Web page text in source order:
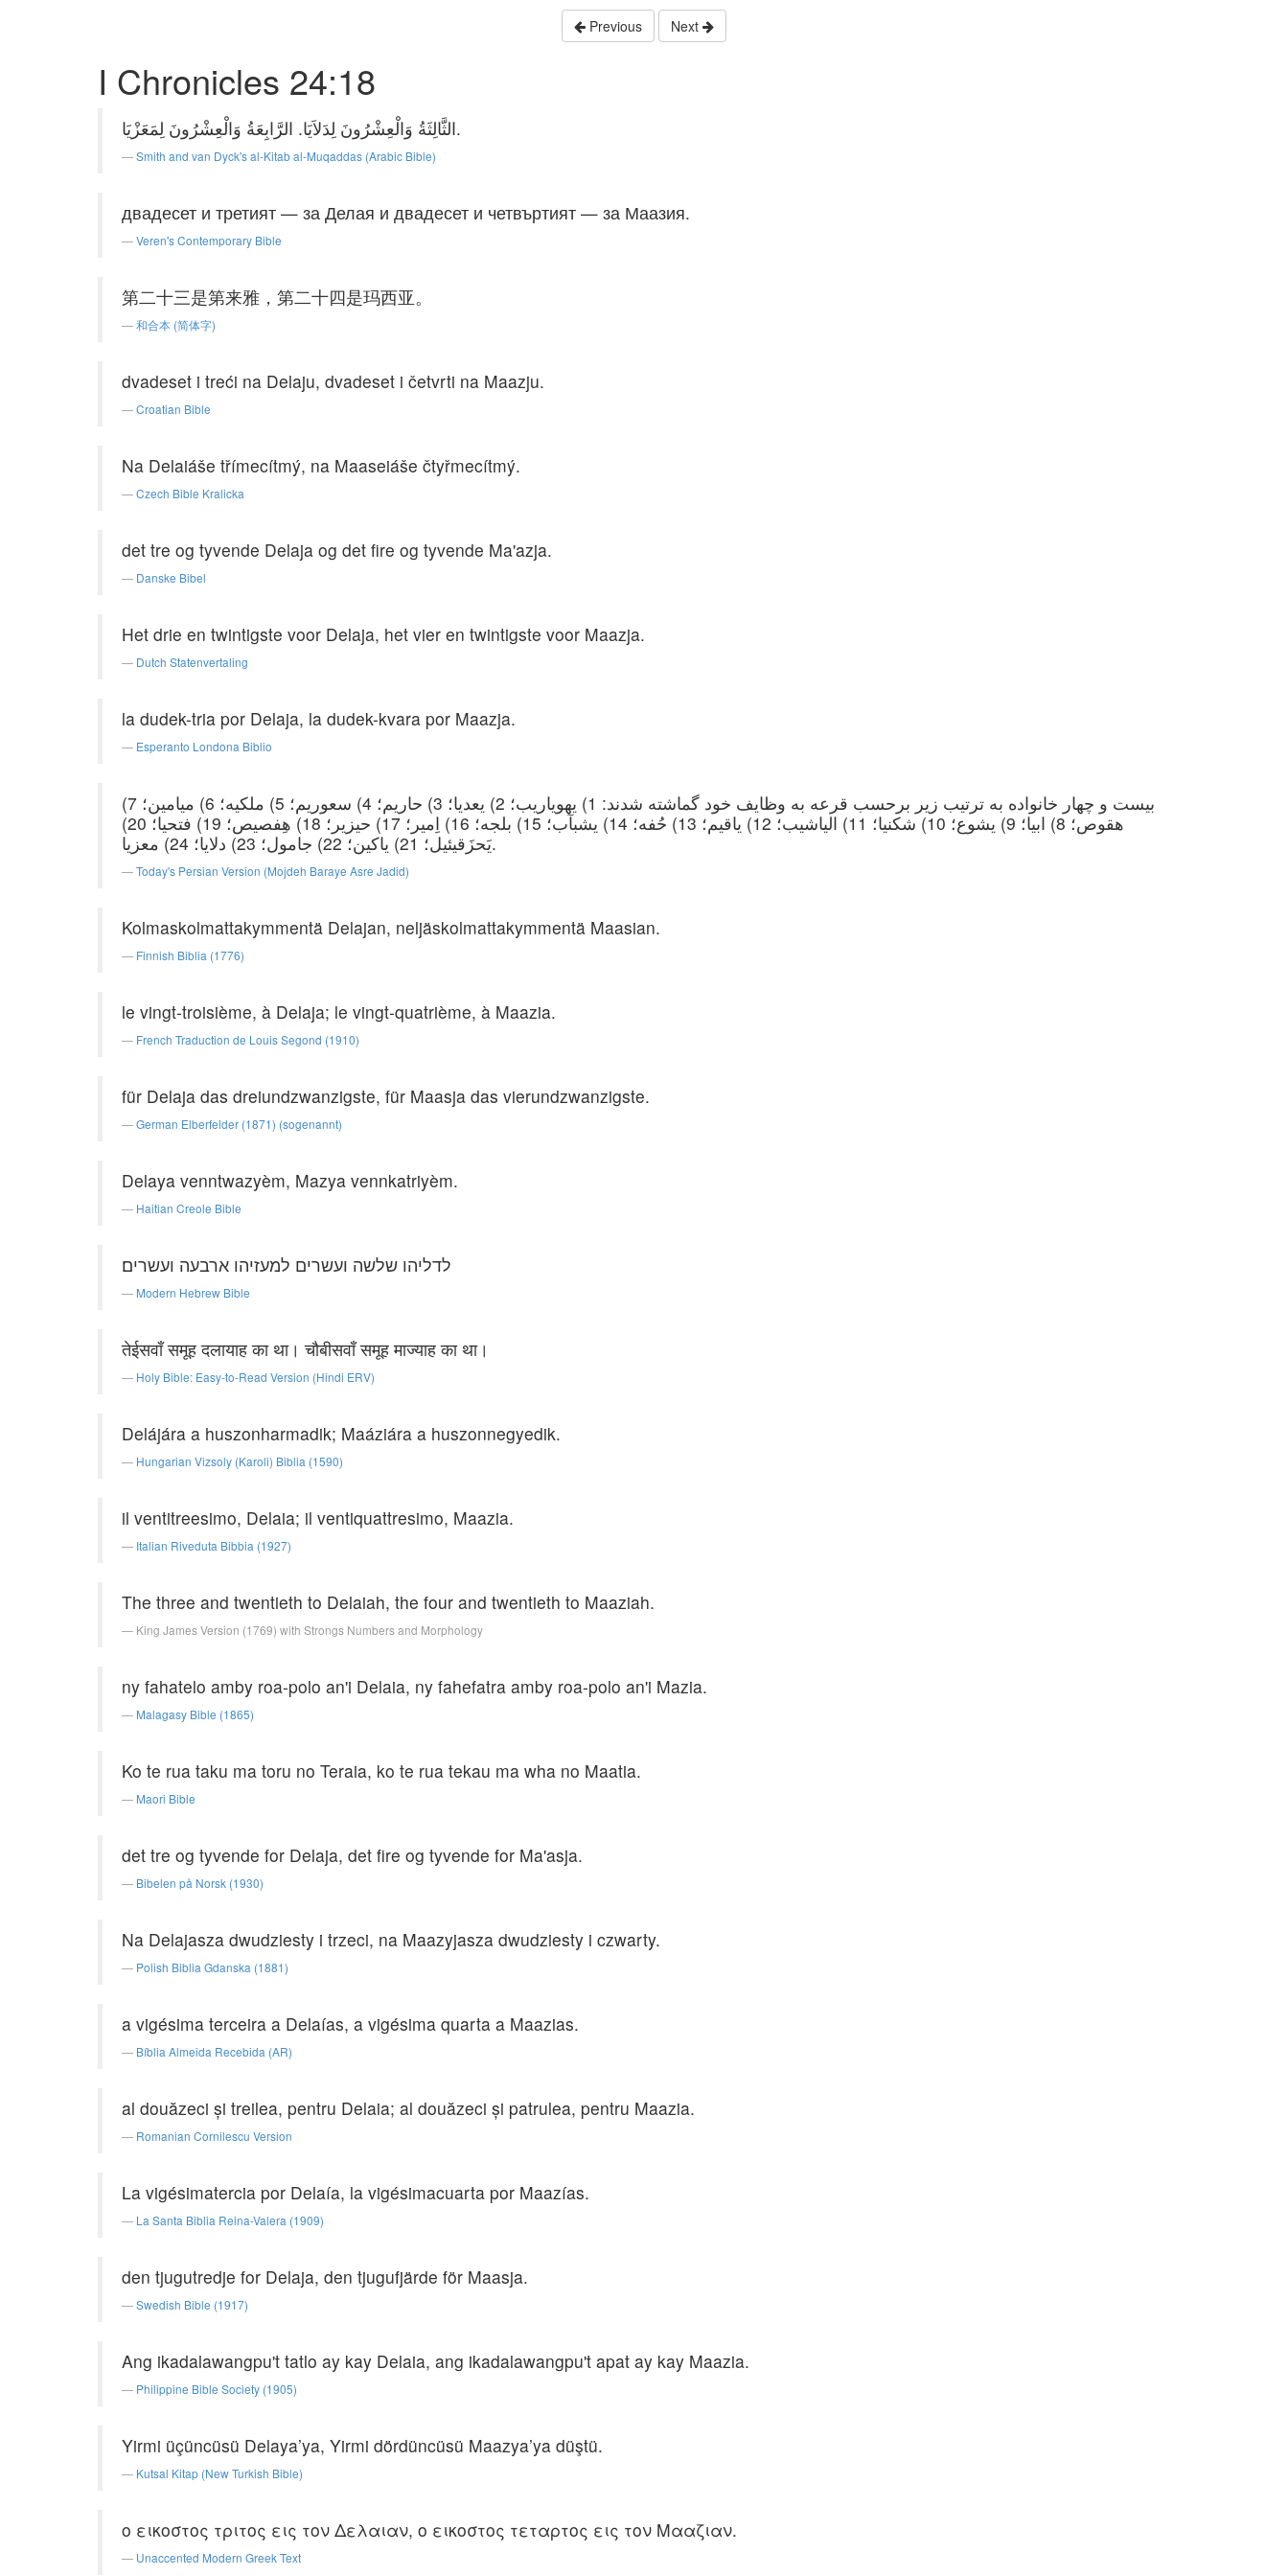
Previous Next
I Chronicles 24:18
الثَّالِثَةُ وَالْعِشْرُونَ لِدَلاَيَا. الرَّابِعَةُ وَالْعِشْرُونَ لِمَعَزْيَا.
Smith and van Dyck's al-Kitab al-Muqaddas (Arabic Bible)
двадесет и третият — за Делая и двадесет и четвъртият — за Маазия.
Veren's Contemporary Bible
第二十三是第来雅，第二十四是玛西亚。
和合本 (简体字)
dvadeset i treći na Delaju, dvadeset i četvrti na Maazju.
Croatian Bible
Na Delaiáše třímecítmý, na Maaseiáše čtyřmecítmý.
Czech Bible Kralicka
det tre og tyvende Delaja og det fire og tyvende Ma'azja.
Danske Bibel
Het drie en twintigste voor Delaja, het vier en twintigste voor Maazja.
Dutch Statenvertaling
la dudek-tria por Delaja, la dudek-kvara por Maazja.
Esperanto Londona Biblio
بیست و چهار خانواده به ترتیب زیر برحسب قرعه به وظایف خود گماشته شدند: 1) یهویاریب؛ 2) یعدیا؛ 3) حاریم؛ 4) سعوریم؛ 5) ملکیه؛ 6) میامین؛ 7)
هقوص؛ 8) ابیا؛ 9) یشوع؛ 10) شکنیا؛ 11) الیاشیب؛ 12) یاقیم؛ 13) حُفه؛ 14) یشبآب؛ 15) بلجه؛ 16) اِمیر؛ 17) حیزیر؛ 18) هِفصیص؛ 19) فتحیا؛ 20)
یَحزَقیئیل؛ 21) یاکین؛ 22) جامول؛ 23) دلایا؛ 24) معزیا.
Today's Persian Version (Mojdeh Baraye Asre Jadid)
Kolmaskolmattakymmentä Delajan, neljäskolmattakymmentä Maasian.
Finnish Biblia (1776)
le vingt-troisième, à Delaja; le vingt-quatrième, à Maazia.
French Traduction de Louis Segond (1910)
für Delaja das dreiundzwanzigste, für Maasja das vierundzwanzigste.
German Elberfelder (1871) (sogenannt)
Delaya venntwazyèm, Mazya vennkatriyèm.
Haitian Creole Bible
לדליהו שלשה ועשרים למעזיהו ארבעה ועשרים׃
Modern Hebrew Bible
तेईसवाँ समूह दलायाह का था। चौबीसवाँ समूह माज्याह का था।
Holy Bible: Easy-to-Read Version (Hindi ERV)
Delájára a huszonharmadik; Maáziára a huszonnegyedik.
Hungarian Vizsoly (Karoli) Biblia (1590)
il ventitreesimo, Delaia; il ventiquattresimo, Maazia.
Italian Riveduta Bibbia (1927)
The three and twentieth to Delaiah, the four and twentieth to Maaziah.
King James Version (1769) with Strongs Numbers and Morphology
ny fahatelo amby roa-polo an'i Delaia, ny fahefatra amby roa-polo an'i Mazia.
Malagasy Bible (1865)
Ko te rua taku ma toru no Teraia, ko te rua tekau ma wha no Maatia.
Maori Bible
det tre og tyvende for Delaja, det fire og tyvende for Ma'asja.
Bibelen på Norsk (1930)
Na Delajasza dwudziesty i trzeci, na Maazyjasza dwudziesty i czwarty.
Polish Biblia Gdanska (1881)
a vigésima terceira a Delaías, a vigésima quarta a Maazias.
Bíblia Almeida Recebida (AR)
al douăzeci şi treilea, pentru Delaia; al douăzeci şi patrulea, pentru Maazia.
Romanian Cornilescu Version
La vigésimatercia por Delaía, la vigésimacuarta por Maazías.
La Santa Biblia Reina-Valera (1909)
den tjugutredje for Delaja, den tjugufjärde för Maasja.
Swedish Bible (1917)
Ang ikadalawangpu't tatlo ay kay Delaia, ang ikadalawangpu't apat ay kay Maazia.
Philippine Bible Society (1905)
Yirmi üçüncüsü Delaya’ya, Yirmi dördüncüsü Maazya’ya düştü.
Kutsal Kitap (New Turkish Bible)
ο εικοστος τριτος εις τον Δελαιαν, ο εικοστος τεταρτος εις τον Μααζιαν.
Unaccented Modern Greek Text